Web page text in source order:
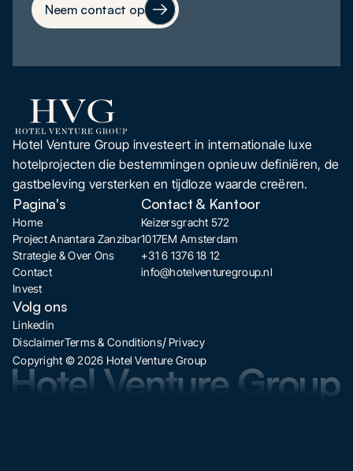
Neem contact op
Hotel Venture Group investeert in internationale luxe
hotelprojecten die bestemmingen opnieuw definiëren, de
gastbeleving versterken en tijdloze waarde creëren.
Pagina's
Home
Project Anantara Zanzibar
Strategie & Over Ons
Contact
Invest
Contact & Kantoor
Keizersgracht 572
1017EM Amsterdam
+31 6 1376 18 12
info@hotelventuregroup.nl
Volg ons
Linkedin
Copyright © 2026 Hotel Venture Group
DisclaimerTerms & Conditions/Privacy